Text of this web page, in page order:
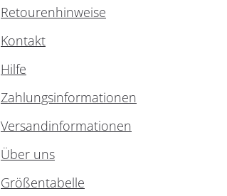
Retourenhinweise
Kontakt
Hilfe
Zahlungsinformationen
Versandinformationen
Über uns
Größentabelle